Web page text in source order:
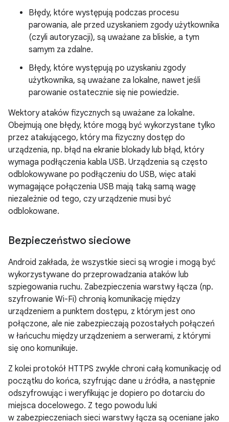
Błędy, które występują podczas procesu
parowania, ale przed uzyskaniem zgody użytkownika
(czyli autoryzacji), są uważane za bliskie, a tym
samym za zdalne.
Błędy, które występują po uzyskaniu zgody
użytkownika, są uważane za lokalne, nawet jeśli
parowanie ostatecznie się nie powiedzie.
Wektory ataków fizycznych są uważane za lokalne.
Obejmują one błędy, które mogą być wykorzystane tylko
przez atakującego, który ma fizyczny dostęp do
urządzenia, np. błąd na ekranie blokady lub błąd, który
wymaga podłączenia kabla USB. Urządzenia są często
odblokowywane po podłączeniu do USB, więc ataki
wymagające połączenia USB mają taką samą wagę
niezależnie od tego, czy urządzenie musi być
odblokowane.
Bezpieczeństwo sieciowe
Android zakłada, że wszystkie sieci są wrogie i mogą być
wykorzystywane do przeprowadzania ataków lub
szpiegowania ruchu. Zabezpieczenia warstwy łącza (np.
szyfrowanie Wi-Fi) chronią komunikację między
urządzeniem a punktem dostępu, z którym jest ono
połączone, ale nie zabezpieczają pozostałych połączeń
w łańcuchu między urządzeniem a serwerami, z którymi
się ono komunikuje.
Z kolei protokół HTTPS zwykle chroni całą komunikację od
początku do końca, szyfrując dane u źródła, a następnie
odszyfrowując i weryfikując je dopiero po dotarciu do
miejsca docelowego. Z tego powodu luki
w zabezpieczeniach sieci warstwy łącza są oceniane jako